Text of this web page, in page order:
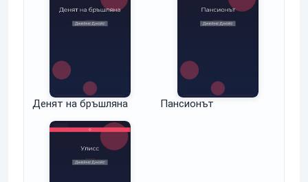
Денят на бръшляна Пансионът